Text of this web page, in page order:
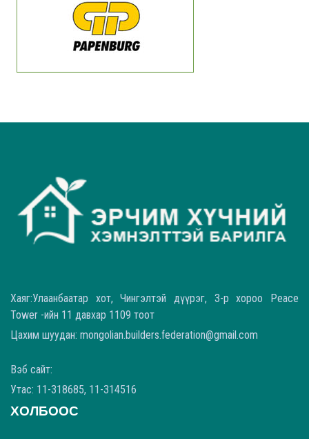
Хаяг:Улаанбаатар хот, Чингэлтэй дүүрэг, 3-р хороо Peace
Tower -ийн 11 давхар 1109 тоот
Цахим шуудан: mongolian.builders.federation@gmail.com
Вэб сайт:
Утас: 11-318685, 11-314516
ХОЛБООС